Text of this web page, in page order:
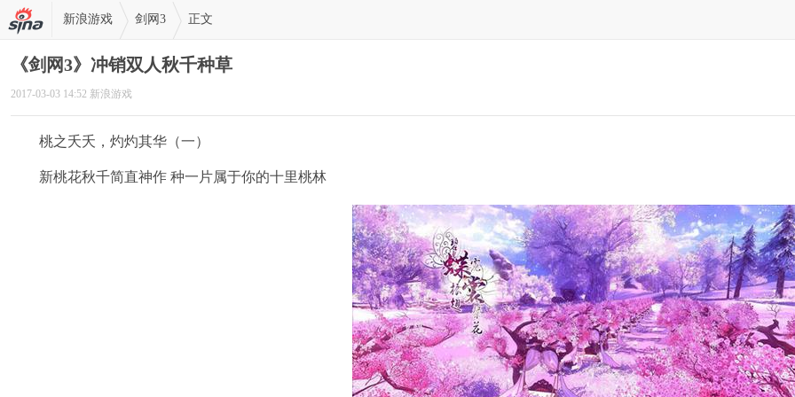
新浪游戏 剑网3 正文
《剑网3》冲销双人秋千种草
2017-03-03 14:52 新浪游戏
桃之夭夭，灼灼其华（一）
新桃花秋千简直神作 种一片属于你的十里桃林